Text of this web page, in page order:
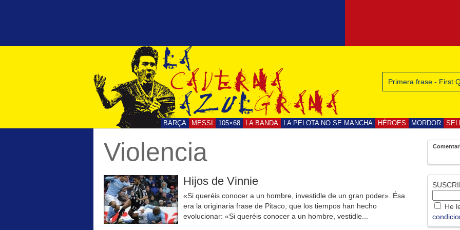
Primera frase - First
BARÇA MESSI 105×68 LA BANDA LA PELOTA NO SE MANCHA HÉROES MORDOR
Violencia
Hijos de Vinnie
«Si queréis conocer a un hombre, investidle de un gran poder». Ésa
era la originaria frase de Pitaco, que los tiempos han hecho
evolucionar: «Si queréis conocer a un hombre, vestidle...
He